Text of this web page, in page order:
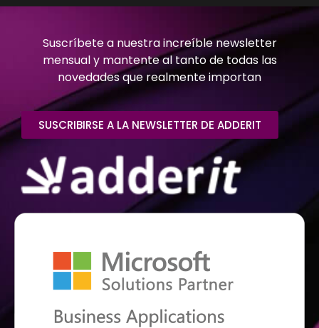
Suscríbete a nuestra increíble newsletter
mensual y mantente al tanto de todas las
novedades que realmente importan
SUSCRIBIRSE A LA NEWSLETTER DE ADDERIT